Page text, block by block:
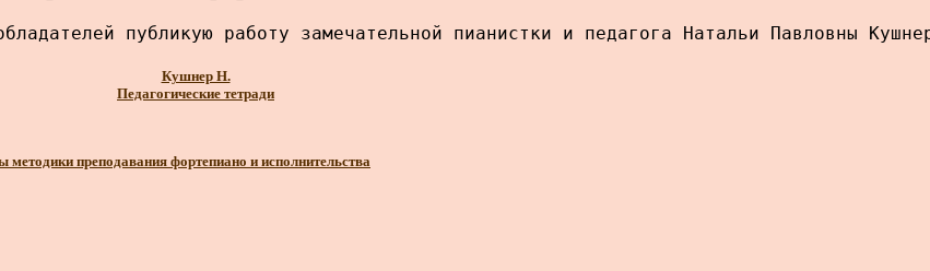
публикую работу замечательной пианистки и педагога Натальи Павловны
Кушнер Н.
Педагогические тетради
методики преподавания фортепиано и исполнительства